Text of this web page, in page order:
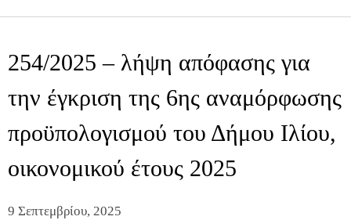
254/2025 – λήψη απόφασης για
την έγκριση της 6ης αναμόρφωσης
προϋπολογισμού του Δήμου Ιλίου,
οικονομικού έτους 2025
9 Σεπτεμβρίου, 2025